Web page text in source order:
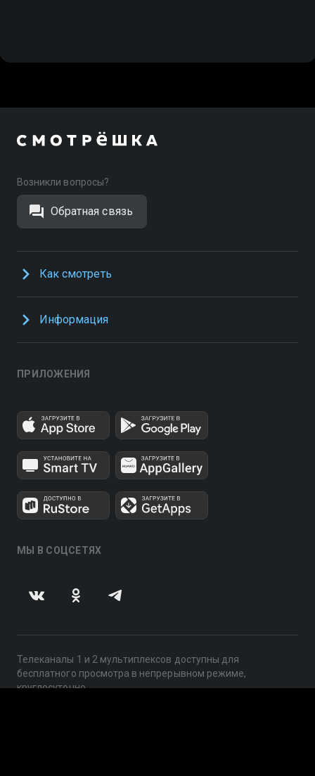
Возникли вопросы?
Обратная связь
Как смотреть
Информация
ПРИЛОЖЕНИЯ
МЫ В СОЦСЕТЯХ
Телеканалы 1 и 2 мультиплексов доступны для
бесплатного просмотра в непрерывном режиме,
круглосуточно.